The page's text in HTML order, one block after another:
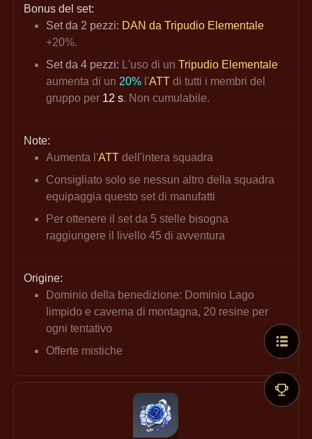
Bonus del set:
Set da 2 pezzi: DAN da Tripudio Elementale
+20%.
Set da 4 pezzi: L'uso di un Tripudio Elementale
aumenta di un 20% l'ATT di tutti i membri del
gruppo per 12 s. Non cumulabile.
Note:
Aumenta l'ATT dell'intera squadra
Consigliato solo se nessun altro della squadra
equipaggia questo set di manufatti
Per ottenere il set da 5 stelle bisogna
raggiungere il livello 45 di avventura
Origine:
Dominio della benedizione: Dominio Lago
limpido e caverna di montagna, 20 resine per
ogni tentativo
Offerte mistiche